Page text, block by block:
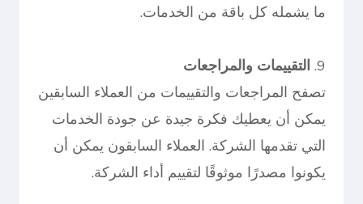
ما يشمله كل باقة من الخدمات.
9. التقييمات والمراجعات
تصفح المراجعات والتقييمات من العملاء السابقين
يمكن أن يعطيك فكرة جيدة عن جودة الخدمات
التي تقدمها الشركة. العملاء السابقون يمكن أن
يكونوا مصدرًا موثوقًا لتقييم أداء الشركة.